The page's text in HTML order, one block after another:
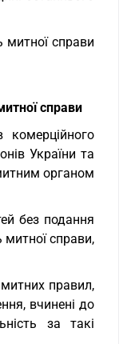
справи
справи
України та
органом
без подання
митної справи,
правил,
вчинені до
за такі